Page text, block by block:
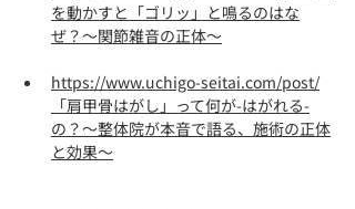
を動かすと「ゴリッ」と鳴るのはな
ぜ？〜関節雑音の正体〜
https://www.uchigo-seitai.com/post/
「肩甲骨はがし」って何が-はがれる-
の？〜整体院が本音で語る、施術の正体
と効果〜